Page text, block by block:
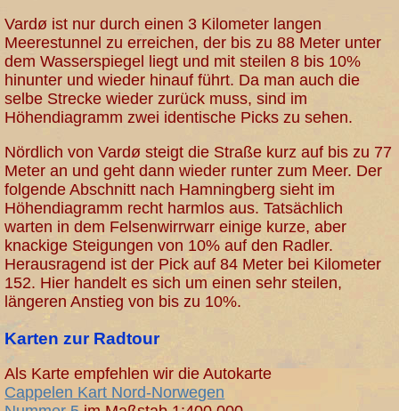
Vardø ist nur durch einen 3 Kilometer langen
Meerestunnel zu erreichen, der bis zu 88 Meter unter
dem Wasserspiegel liegt und mit steilen 8 bis 10%
hinunter und wieder hinauf führt. Da man auch die
selbe Strecke wieder zurück muss, sind im
Höhendiagramm zwei identische Picks zu sehen.
Nördlich von Vardø steigt die Straße kurz auf bis zu 77
Meter an und geht dann wieder runter zum Meer. Der
folgende Abschnitt nach Hamningberg sieht im
Höhendiagramm recht harmlos aus. Tatsächlich
warten in dem Felsenwirrwarr einige kurze, aber
knackige Steigungen von 10% auf den Radler.
Herausragend ist der Pick auf 84 Meter bei Kilometer
152. Hier handelt es sich um einen sehr steilen,
längeren Anstieg von bis zu 10%.
Karten zur Radtour
Als Karte empfehlen wir die Autokarte
Cappelen Kart Nord-Norwegen